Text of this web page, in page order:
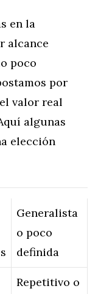
en la
alcance
poco
por
valor real
algunas
elección
Generalista
o poco
definida
Repetitivo o